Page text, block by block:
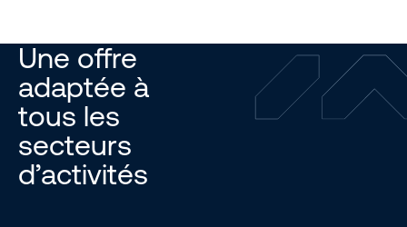
Une offre
adaptée à
tous les
secteurs
d’activités